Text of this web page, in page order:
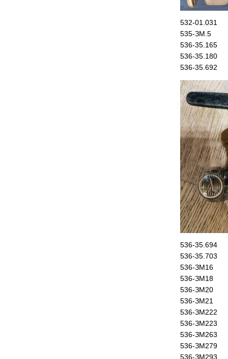
532-01.031
535-ЗМ.5
536-35.165
536-35.180
536-35.692
536-35.694
536-35.703
536-ЗМ16
536-ЗМ18
536-ЗМ20
536-ЗМ21
536-ЗМ222
536-ЗМ223
536-ЗМ263
536-ЗМ279
536-ЗМ293